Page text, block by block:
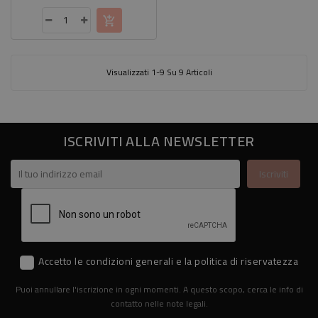
base
Visualizzati 1-9 Su 9 Articoli
ISCRIVITI ALLA NEWSLETTER
Accetto le condizioni generali e la politica di riservatezza
Puoi annullare l'iscrizione in ogni momenti. A questo scopo, cerca le info di
contatto nelle note legali.